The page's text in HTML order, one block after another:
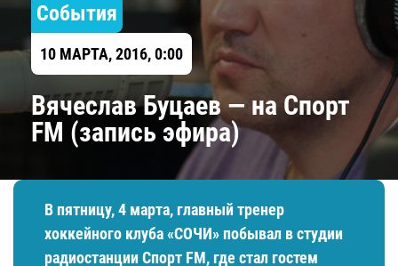
События
10 МАРТА, 2016, 0:00
Вячеслав Буцаев — на Спорт
FM (запись эфира)
В пятницу, 4 марта, главный тренер
хоккейного клуба «СОЧИ» побывал в студии
радиостанции Спорт FM, где стал гостем